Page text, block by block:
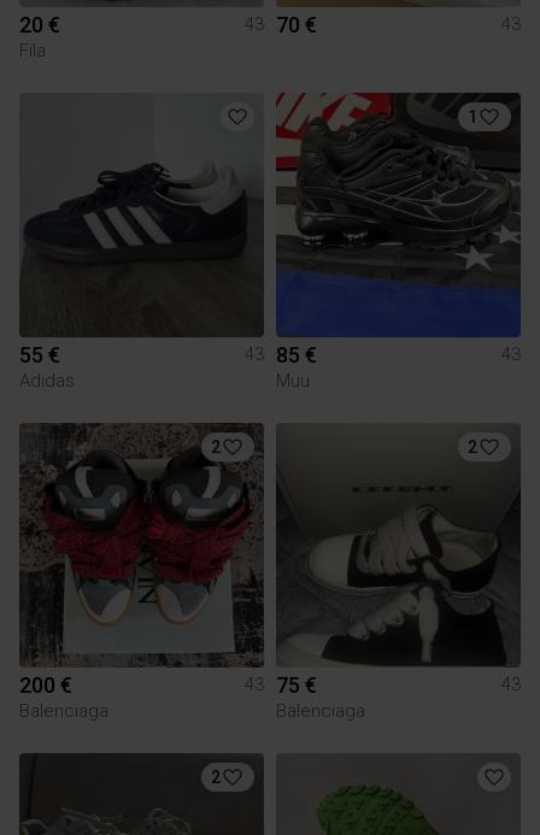
20 €
43
Fila
70 € 43
55 €
43
Adidas
1
85 €
43
Muu
2
200 €
43
Balenciaga
2
75 €
43
Balenciaga
2